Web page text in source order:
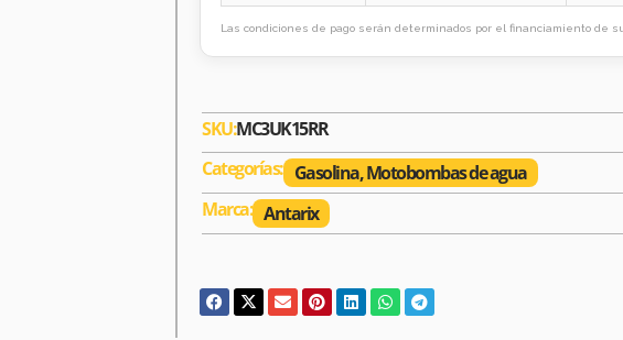
Las condiciones de pago serán determinados por el financiamiento de
SKU:MC3UK15RR
Categorías: Gasolina,Motobombas de agua
Marca: Antarix